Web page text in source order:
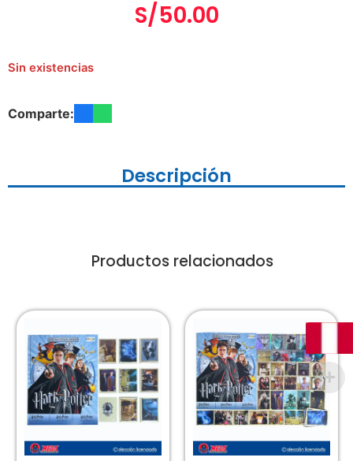
S/50.00
Sin existencias
Comparte:
Descripción
Productos relacionados